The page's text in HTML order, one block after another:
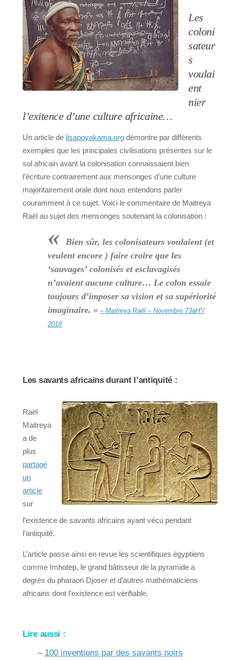
Les
coloni
sateur
s
voulai
ent
nier
l’exitence d’une culture africaine…
Un article de lisapoyakama.org démontre par différents
exemples que les principales civilisations présentes sur le
sol africain avant la colonisation connaissaient bien
l’écriture contrairement aux mensonges d’une culture
majoritairement orale dont nous entendons parler
couramment à ce sujet. Voici le commentaire de Maitreya
Raël au sujet des mensonges soutenant la colonisation :
«
Bien sûr, les colonisateurs voulaient (et
veulent encore ) faire croire que les
‘sauvages’ colonisés et esclavagisés
n’avaient aucune culture… Le colon essaie
toujours d’imposer sa vision et sa supériorité
imaginaire. » – Maitreya Raël – Novembre 73aH*/
2018
Les savants africains durant l’antiquité :
Raël
Maitreya
a de
plus
partagé
un
article
sur
l’existence de savants africains ayant vécu pendant
l’antiquité.
L’article passe ainsi en revue les scientifiques égyptiens
comme Imhotep, le grand bâtisseur de la pyramide a
degrés du pharaon Djoser et d’autres mathématiciens
africains dont l’existence est vérifiable.
Lire aussi :
– 100 inventions par des savants noirs